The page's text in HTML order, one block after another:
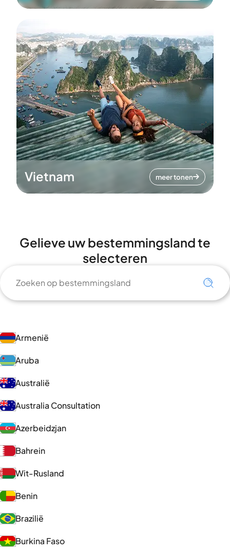
Vietnam meer tonen
Gelieve uw bestemmingsland te
selecteren
Armenië
Aruba
Australië
Australia Consultation
Azerbeidzjan
Bahrein
Wit-Rusland
Benin
Brazilië
Burkina Faso